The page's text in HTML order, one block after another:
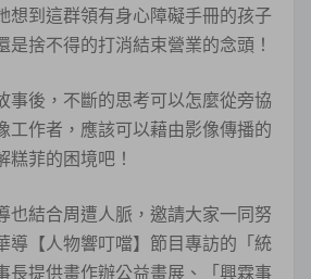
想到這群領有身心障礙手冊的孩子
是捨不得的打消結束營業的念頭！
事後，不斷的思考可以怎麼從旁協
工作者，應該可以藉由影像傳播的
糕菲的困境吧！
也結合周遭人脈，邀請大家一同努
導【人物響叮噹】節目專訪的「統
長提供畫作辦公益畫展、「興霖事